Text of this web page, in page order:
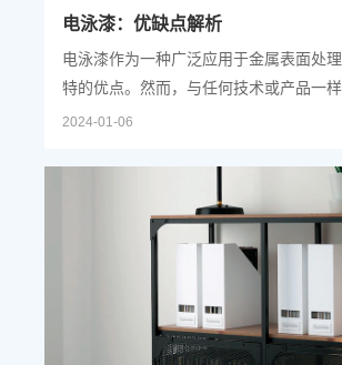
电泳漆：优缺点解析
电泳漆作为一种广泛应用于金属表面处
特的优点。然而，与任何技术或产品一
缺点。为了更好地了解电泳漆，本文将
2024-01-06